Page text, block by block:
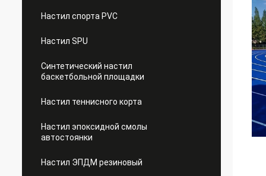
Настил спорта PVC
Настил SPU
Синтетический настил
баскетбольной площадки
Настил теннисного корта
Настил эпоксидной смолы
автостоянки
Настил ЭПДМ резиновый